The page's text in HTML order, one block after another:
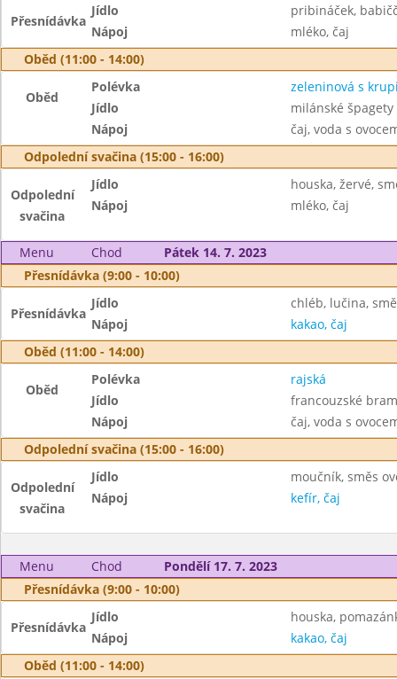
Přesnídávka
Jídlo
pribináček,
Nápoj
mléko, čaj
Oběd (11:00 - 14:00)
Oběd
Polévka
zeleninová s
Jídlo
milánské špagety
Nápoj
čaj, voda s
Odpolední svačina (15:00 - 16:00)
Odpolední
svačina
Jídlo
houska, žervé,
Nápoj
mléko, čaj
Menu Chod
Pátek 14. 7. 2023
Přesnídávka (9:00 - 10:00)
Přesnídávka
Jídlo
chléb, lučina,
Nápoj
kakao, čaj
Oběd (11:00 - 14:00)
Oběd
Polévka
rajská
Jídlo
francouzské
Nápoj
čaj, voda s
Odpolední svačina (15:00 - 16:00)
Odpolední
svačina
Jídlo
moučník, směs
Nápoj
kefír, čaj
Menu Chod
Pondělí 17. 7. 2023
Přesnídávka (9:00 - 10:00)
Přesnídávka
Jídlo
houska,
Nápoj
kakao, čaj
Oběd (11:00 - 14:00)